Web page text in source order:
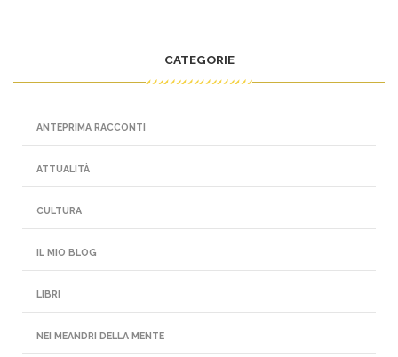
CATEGORIE
ANTEPRIMA RACCONTI
ATTUALITÀ
CULTURA
IL MIO BLOG
LIBRI
NEI MEANDRI DELLA MENTE